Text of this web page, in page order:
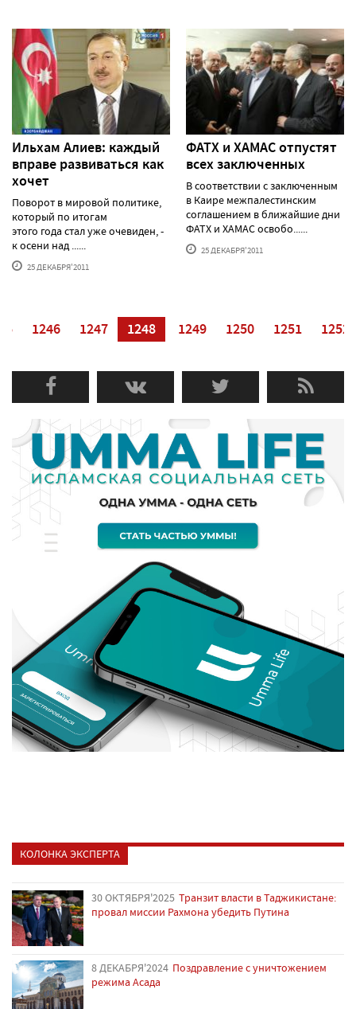
Ильхам Алиев: каждый
вправе развиваться как
хочет
Поворот в мировой политике,
который по итогам
этого года стал уже очевиден, -
к осени над ......
25 ДЕКАБРЯ'2011
ФАТХ и ХАМАС отпустят
всех заключенных
В соответствии с заключенным
в Каире межпалестинским
соглашением в ближайшие дни
ФАТХ и ХАМАС освобо......
25 ДЕКАБРЯ'2011
1246 1247 1248 1249 1250 1251 1252
КОЛОНКА ЭКСПЕРТА
30 ОКТЯБРЯ'2025 Транзит власти в Таджикистане:
провал миссии Рахмона убедить Путина
8 ДЕКАБРЯ'2024 Поздравление с уничтожением
режима Асада